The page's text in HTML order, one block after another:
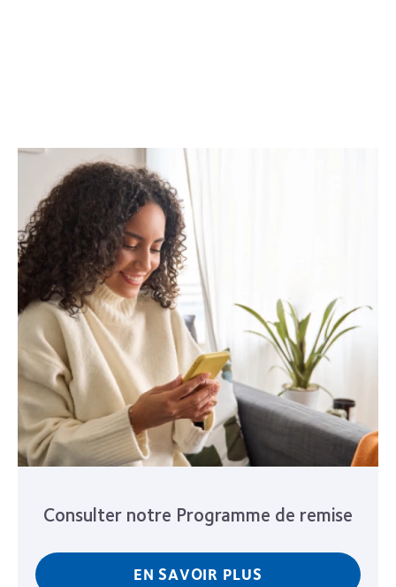
Consulter notre Programme de remise
EN SAVOIR PLUS